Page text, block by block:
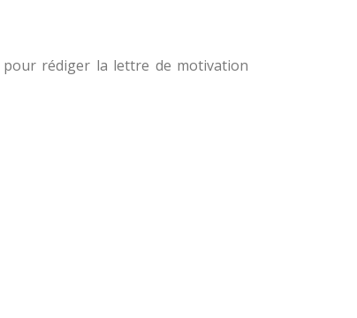
rédiger la lettre de motivation